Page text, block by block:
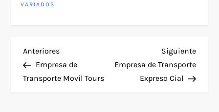
VARIADOS
N
a
Entrada
anterior
Anteriores
Empresa de
Transporte Movil Tours
Siguiente
Empresa de Transporte
Expreso Cial